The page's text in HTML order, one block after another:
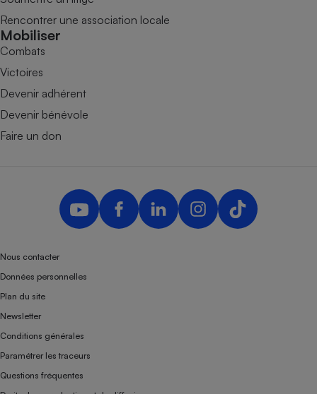
Rencontrer une association locale
Mobiliser
Combats
Victoires
Devenir adhérent
Devenir bénévole
Faire un don
Nous contacter
Données personnelles
Plan du site
Newsletter
Conditions générales
Paramétrer les traceurs
Questions fréquentes